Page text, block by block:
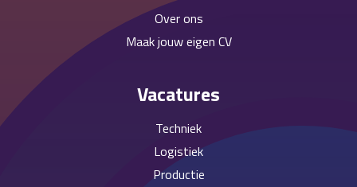
Over ons
Maak jouw eigen CV
Vacatures
Techniek
Logistiek
Productie